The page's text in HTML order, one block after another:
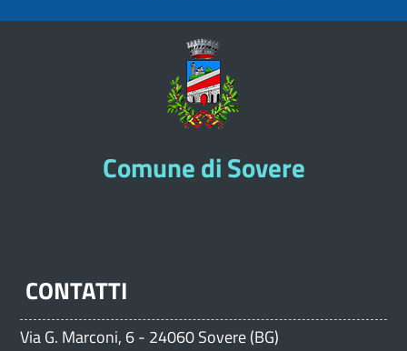
Comune di Sovere
CONTATTI
Via G. Marconi, 6 - 24060 Sovere (BG)